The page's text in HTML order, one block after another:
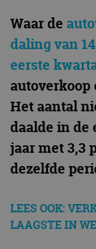
Waar de
daling van
eerste
autoverkoop
Het aantal
daalde in de
jaar met 3,3
dezelfde
LEES OOK:
LAAGSTE IN